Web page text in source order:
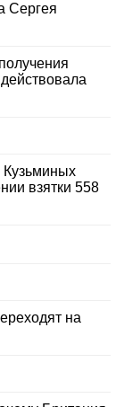
Сергея
взятки 558
на